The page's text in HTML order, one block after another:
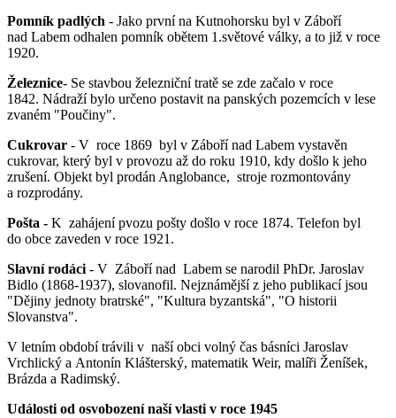
Pomník padlých - Jako první na Kutnohorsku byl v Záboří
nad Labem odhalen pomník obětem 1.světové války, a to již v roce
1920.
Železnice- Se stavbou železniční tratě se zde začalo v roce
1842. Nádraží bylo určeno postavit na panských pozemcích v lese
zvaném "Poučiny".
Cukrovar - V roce 1869 byl v Záboří nad Labem vystavěn
cukrovar, který byl v provozu až do roku 1910, kdy došlo k jeho
zrušení. Objekt byl prodán Anglobance, stroje rozmontovány
a rozprodány.
Pošta - K zahájení pvozu pošty došlo v roce 1874. Telefon byl
do obce zaveden v roce 1921.
Slavní rodáci- V Záboří nad Labem se narodil PhDr. Jaroslav
Bidlo (1868-1937), slovanofil. Nejznámější z jeho publikací jsou
"Dějiny jednoty bratrské", "Kultura byzantská", "O historii
Slovanstva".
V letním období trávili v naší obci volný čas básníci Jaroslav
Vrchlický a Antonín Klášterský, matematik Weir, malíři Ženíšek,
Brázda a Radimský.
Události od osvobození naší vlasti v roce 1945